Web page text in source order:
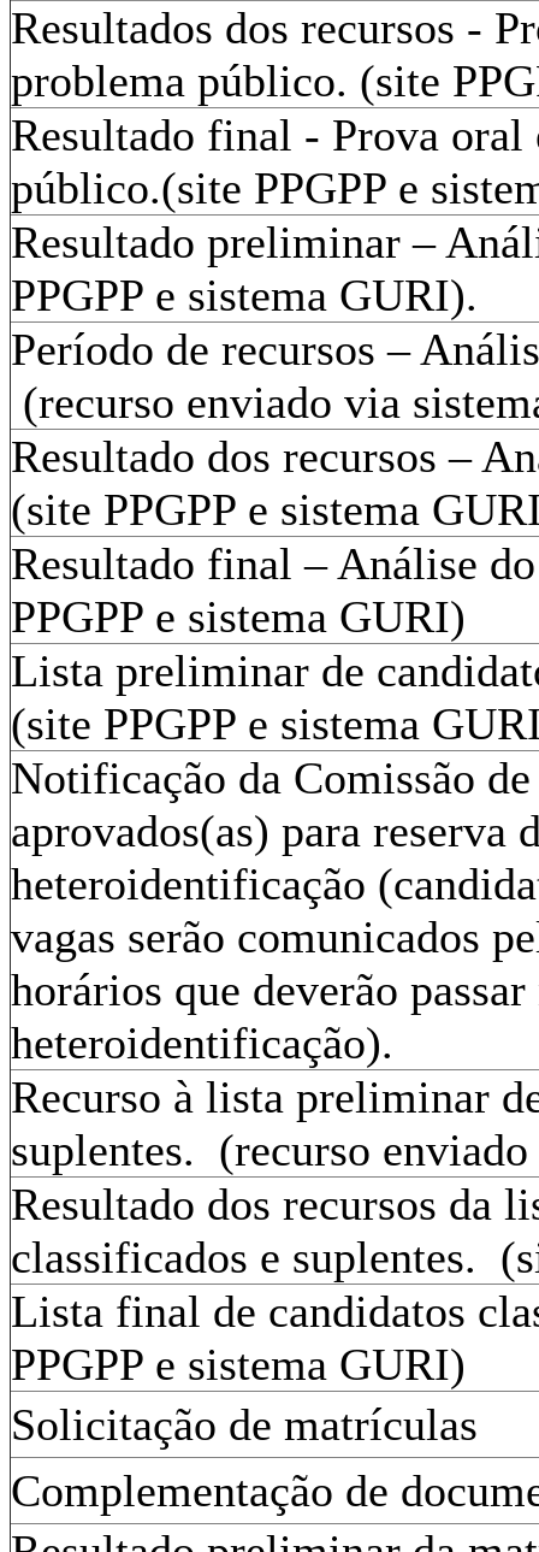
Resultados dos recursos -
problema público. (site
Resultado final - Prova
público.(site PPGPP e
Resultado preliminar –
PPGPP e sistema GURI).
Período de recursos –
(recurso enviado via
Resultado dos recursos –
(site PPGPP e sistema
Resultado final – Análise
PPGPP e sistema GURI)
Lista preliminar de
(site PPGPP e sistema
Notificação da Comissão
aprovados(as) para reserva
heteroidentificação
vagas serão comunicados
horários que deverão
heteroidentificação).
Recurso à lista preliminar
suplentes. (recurso
Resultado dos recursos da
classificados e suplentes.
Lista final de candidatos
PPGPP e sistema GURI)
Solicitação de matrículas
Complementação de